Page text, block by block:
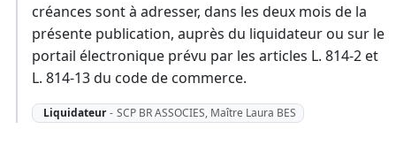
créances sont à adresser, dans les deux mois de la
présente publication, auprès du liquidateur ou sur le
portail électronique prévu par les articles L. 814-2 et
L. 814-13 du code de commerce.
Liquidateur - SCP BR ASSOCIES, Maître Laura BES